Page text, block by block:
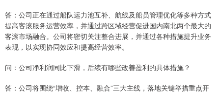
答：公司正在通过船队运力池互补、航线及船员管理优化等多种方式
提高客滚服务运营效率，并通过跨区域经营促进国内南北两个最大的
客滚市场融合。公司将密切关注整合进展，并通过各种措施提升业务
表现，以实现协同效应和提高经营效率。
问：公司净利润同比下滑，后续有哪些改善盈利的具体措施？
答：公司将围绕“增收、控本、融合”三大主线，落地关键举措重点开